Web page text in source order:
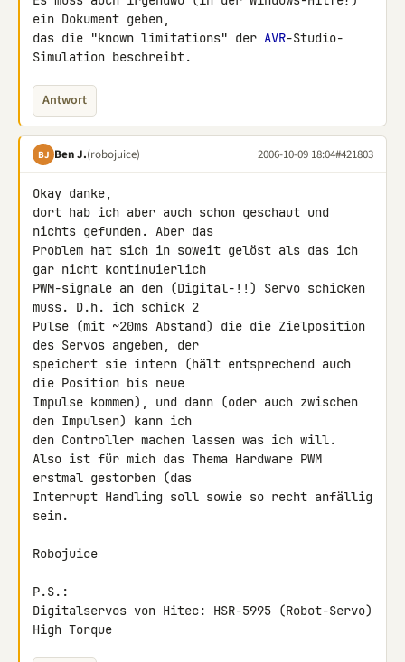
ein Dokument geben,
das die "known limitations" der AVR-Studio-
Simulation beschreibt.
Antwort
BJ Ben J.(robojuice) 2006-10-09 18:04#421803
Okay danke,
dort hab ich aber auch schon geschaut und
nichts gefunden. Aber das
Problem hat sich in soweit gelöst als das ich
gar nicht kontinuierlich
PWM-signale an den (Digital-!!) Servo schicken
muss. D.h. ich schick 2
Pulse (mit ~20ms Abstand) die die Zielposition
des Servos angeben, der
speichert sie intern (hält entsprechend auch
die Position bis neue
Impulse kommen), und dann (oder auch zwischen
den Impulsen) kann ich
den Controller machen lassen was ich will.
Also ist für mich das Thema Hardware PWM
erstmal gestorben (das
Interrupt Handling soll sowie so recht anfällig
sein.
Robojuice
P.S.:
Digitalservos von Hitec: HSR-5995 (Robot-Servo)
High Torque